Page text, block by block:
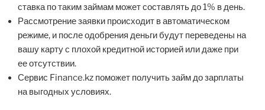
ставка по таким займам может составлять до 1% в день.
Рассмотрение заявки происходит в автоматическом
режиме, и после одобрения деньги будут переведены на
вашу карту с плохой кредитной историей или даже при
ее отсутствии.
Сервис Finance.kz поможет получить займ до зарплаты
на выгодных условиях.